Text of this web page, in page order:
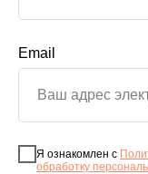
Email
Я ознакомлен с
обработку